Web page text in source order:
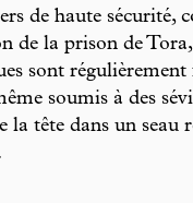
de haute sécurité,
de la prison de
sont régulièrement
soumis à des
la tête dans un seau